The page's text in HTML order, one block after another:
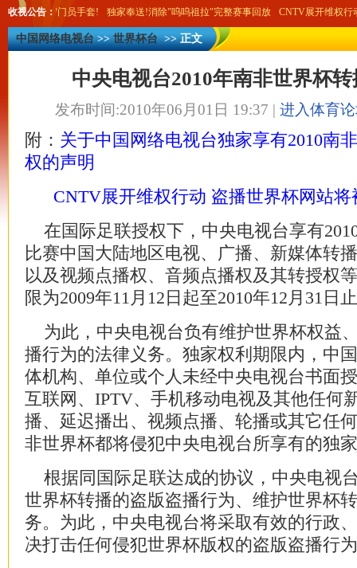
收视公告：
" 得精美守门员手套! 独家奉送!消除"呜呜祖拉"完整赛事回放 CNTV展开维权行
中国网络电视台>>世界杯台 >> 正文
中央电视台2010年南非世界杯
发布时间:2010年06月01日 19:37 | 进入体育
附： 关于中国网络电视台独家享有2010南
权的声明
CNTV展开维权行动 盗播世界杯网站将
在国际足联授权下，中央电视台享有
比赛中国大陆地区电视、广播、新媒体转
以及视频点播权、音频点播权及其转授权
限为2009年11月12日起至2010年12月31日
为此，中央电视台负有维护世界杯权益
播行为的法律义务。独家权利期限内，中
体机构、单位或个人未经中央电视台书面
互联网、IPTV、手机移动电视及其他任何
播、延迟播出、视频点播、轮播或其它任
非世界杯都将侵犯中央电视台所享有的独
根据同国际足联达成的协议，中央电视
世界杯转播的盗版盗播行为、维护世界杯
务。为此，中央电视台将采取有效的行政
决打击任何侵犯世界杯版权的盗版盗播行